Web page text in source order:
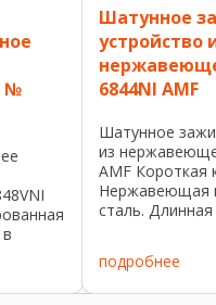
№
и
Шатунное
устройство
6844NI AMF
Шатунное
из
AMF Короткая
Нержавеющая
сталь.
резьбе
участки
подробнее